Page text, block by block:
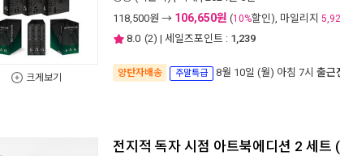
크게보기
118,500원 → 106,650원 (10%할인), 마일리지
8.0 (2) | 세일즈포인트 : 1,239
양탄자배송 주말특급 8월 10일 (월) 아침 7시 출근
전지적 독자 시점 아트북에디션 2 세트